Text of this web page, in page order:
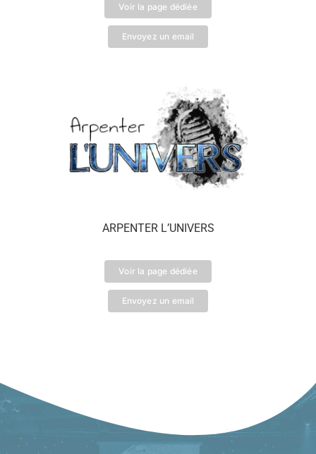
Voir la page dédiée
Envoyez un email
ARPENTER L’UNIVERS
Voir la page dédiée
Envoyez un email